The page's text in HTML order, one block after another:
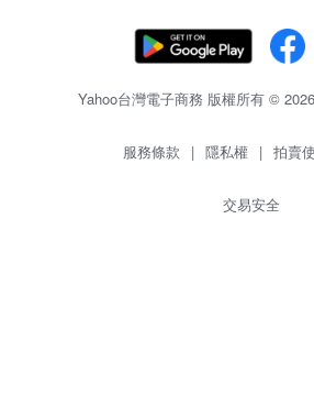
Yahoo台灣電子商務 版權所有 ©
服務條款 | 隱私權 | 拍賣
交易安全